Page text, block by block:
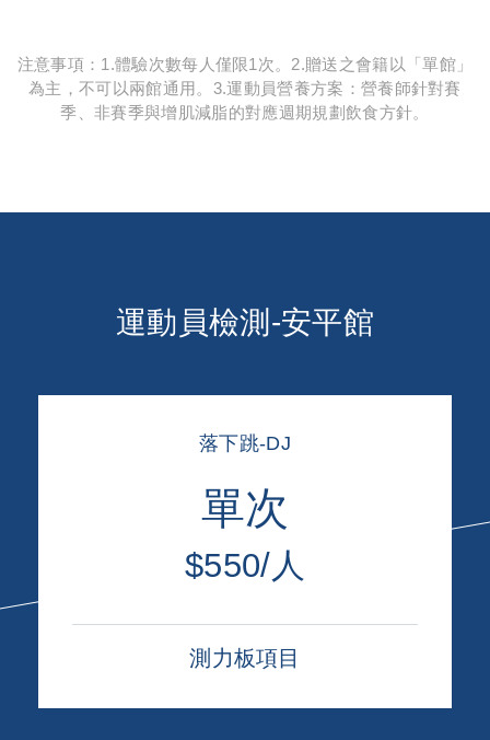
注意事項：1.體驗次數每人僅限1次。2.贈送之會籍以「單館」
為主，不可以兩館通用。3.運動員營養方案：營養師針對賽
季、非賽季與增肌減脂的對應週期規劃飲食方針。
運動員檢測-安平館
落下跳-DJ
單次
$550/人
測力板項目